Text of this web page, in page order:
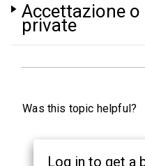
Accettazione
private
Was this topic helpful?
Log in to get a